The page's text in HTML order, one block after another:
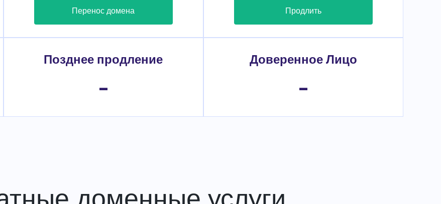
Перенос домена Продлить
Позднее продление
-
Доверенное Лицо
-